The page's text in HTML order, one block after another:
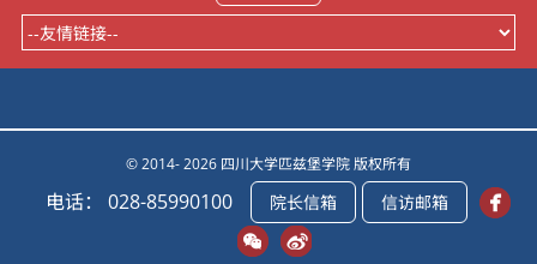
© 2014- 2026 四川大学匹兹堡学院 版权所有
电话： 028-85990100 院长信箱 信访邮箱